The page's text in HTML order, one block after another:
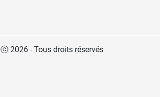
ⓒ 2026 - Tous droits réservés